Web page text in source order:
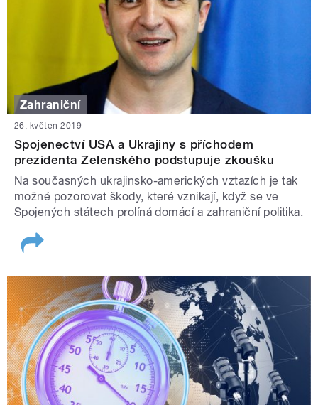
Zahraniční
26. květen 2019
Spojenectví USA a Ukrajiny s příchodem
prezidenta Zelenského podstupuje zkoušku
Na současných ukrajinsko-amerických vztazích je tak
možné pozorovat škody, které vznikají, když se ve
Spojených státech prolíná domácí a zahraniční politika.